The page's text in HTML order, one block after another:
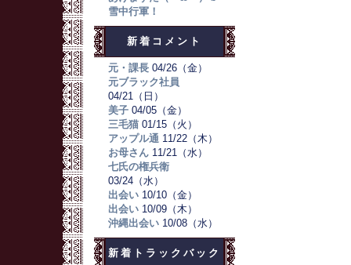
雪中行軍！
新着コメント
元・課長04/26（金）
元ブラック社員
04/21（日）
美子04/05（金）
三毛猫01/15（火）
アップル通11/22（木）
お母さん11/21（水）
七氏の権兵衛
03/24（水）
出会い10/10（金）
出会い10/09（木）
沖縄出会い10/08（水）
新着トラックバック